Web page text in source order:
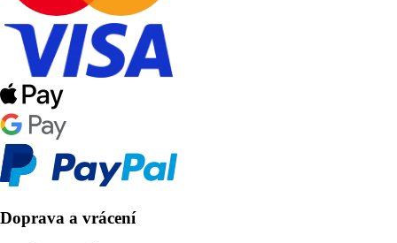
Doprava a vrácení